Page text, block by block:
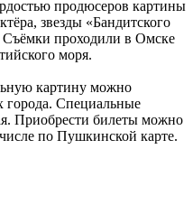
продюсеров картины
звезды «Бандитского
проходили в Омске
моря.
картину можно
города. Специальные
Приобрести билеты можно
по Пушкинской карте.